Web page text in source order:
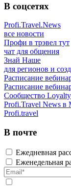
В соцсетях
Profi.Travel.News
все новости
Профи в трэвел тут
чат для общения
Знай Наше
для регионов и
Расписание
Расписание
Сообщество Loyalty
Profi.Travel News в
Profi.travel
В почте
Ежедневная
Еженедельная